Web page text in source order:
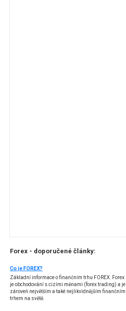
Forex - doporučené články:
Co je FOREX?
Základní informace o finančním trhu FOREX. Forex
je obchodování s cizími měnami (forex trading) a je
zároveň největším a také nejlikvidnějším finančním
trhem na světě.